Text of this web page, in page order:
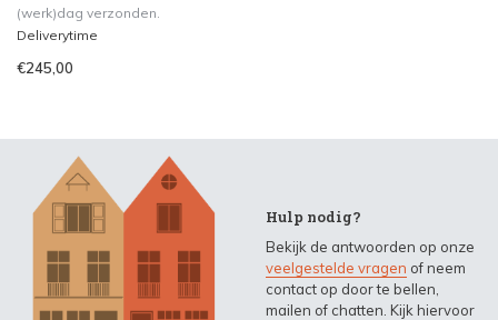
(werk)dag verzonden.
Deliverytime
€245,00
Hulp nodig?
Bekijk de antwoorden op onze
veelgestelde vragen of neem
contact op door te bellen,
mailen of chatten. Kijk hiervoor